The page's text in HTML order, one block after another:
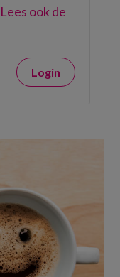
Lees ook de
Login